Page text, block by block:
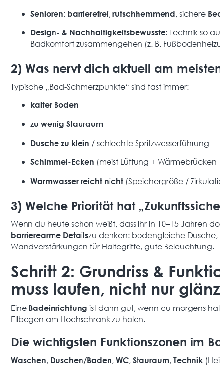
Senioren: barrierefrei,rutschhemmend, sichere
Design- & Nachhaltigkeitsbewusste: Technik so
Badkomfort zusammengehen (z. B.
2) Was nervt dich aktuell am
Typische „Bad-Schmerzpunkte“ sind fast immer:
kalter Boden
zu wenig Stauraum
Dusche zu klein / schlechte Spritzwasserführung
Schimmel-Ecken (meist Lüftung +
Warmwasser reicht nicht (Speichergröße /
3) Welche Priorität hat
Wenn du heute schon weißt, dass ihr in 10–15 Jahren
barrierearme Detailszu denken: bodengleiche
Wandverstärkungen für Haltegriffe, gute Beleuchtung.
Schritt 2: Grundriss &
muss laufen, nicht nur
Eine Badeinrichtung ist dann gut, wenn du morgens
Ellbogen am Hochschrank zu holen.
Die wichtigsten Funktionszonen im
Waschen, Duschen/Baden,WC,Stauraum,Technik